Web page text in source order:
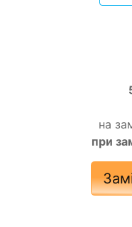
на
при